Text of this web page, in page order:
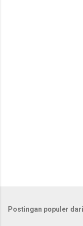
Postingan populer